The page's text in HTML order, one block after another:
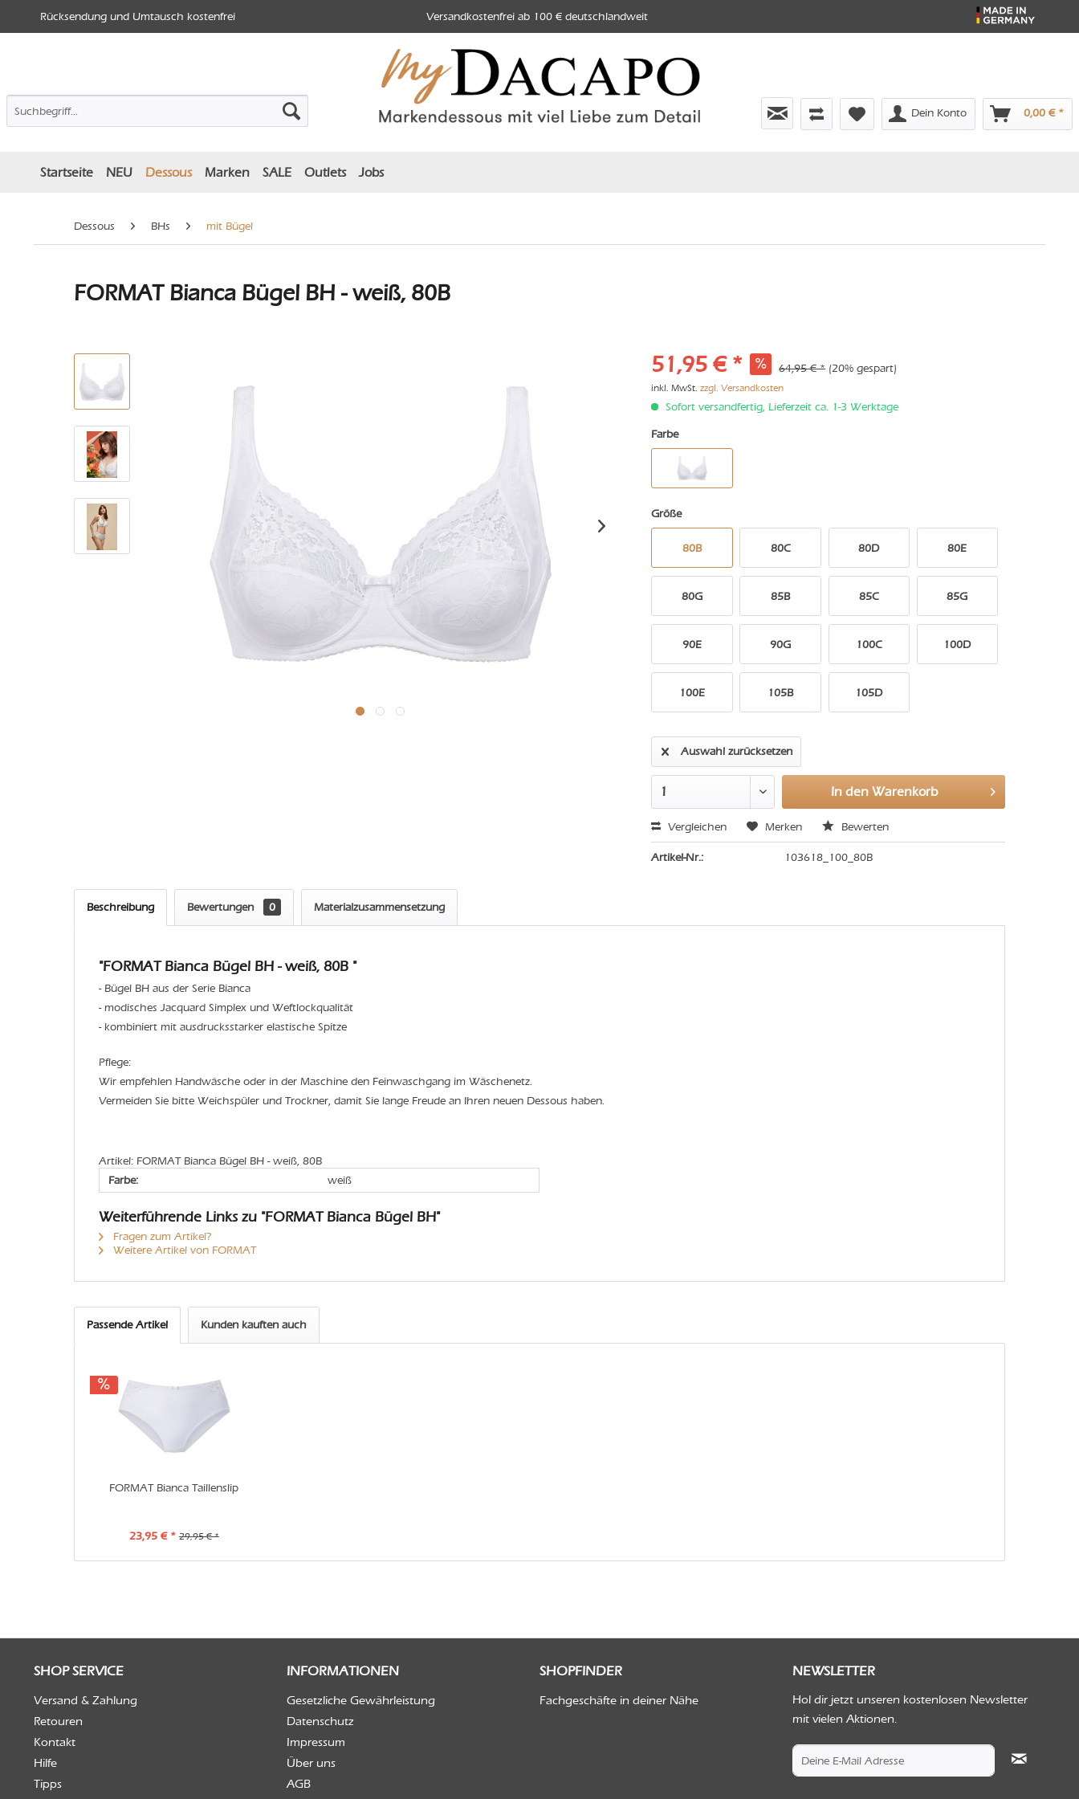
Rücksendung und Umtausch kostenfrei Versandkostenfrei ab 100 € deutschlandweit
Dein Konto 0,00 € *
Startseite NEU Dessous Marken SALE Outlets Jobs
Dessous BHs mit Bügel
FORMAT Bianca Bügel BH - weiß, 80B
51,95 € * 64,95 € * (20% gespart)
inkl. MwSt.zzgl. Versandkosten
Sofort versandfertig, Lieferzeit ca. 1-3 Werktage
Farbe
Größe
80B 80C 80D 80E
80G 85B 85C 85G
90E 90G 100C 100D
100E 105B 105D
Auswahl zurücksetzen
In den Warenkorb
Vergleichen Merken Bewerten
Artikel-Nr.: 103618_100_80B
Beschreibung Bewertungen 0 Materialzusammensetzung
"FORMAT Bianca Bügel BH - weiß, 80B "
- Bügel BH aus der Serie Bianca
- modisches Jacquard Simplex und Weftlockqualität
- kombiniert mit ausdrucksstarker elastische Spitze
Pflege:
Wir empfehlen Handwäsche oder in der Maschine den Feinwaschgang im Wäschenetz.
Vermeiden Sie bitte Weichspüler und Trockner, damit Sie lange Freude an Ihren neuen Dessous haben.
Artikel: FORMAT Bianca Bügel BH - weiß, 80B
Farbe:
weiß
Weiterführende Links zu "FORMAT Bianca Bügel BH"
Fragen zum Artikel?
Weitere Artikel von FORMAT
Passende Artikel Kunden kauften auch
FORMAT Bianca Taillenslip
23,95 € * 29,95 € *
SHOP SERVICE
Versand & Zahlung
Retouren
Kontakt
Hilfe
Tipps
INFORMATIONEN
Gesetzliche Gewährleistung
Datenschutz
Impressum
Über uns
AGB
SHOPFINDER
Fachgeschäfte in deiner Nähe
NEWSLETTER
Hol dir jetzt unseren kostenlosen Newsletter
mit vielen Aktionen.